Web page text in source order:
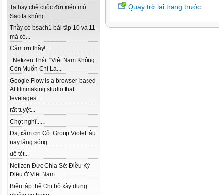
Ta hay chê cuộc đời méo mó
Sao ta không...
Thầy có bsach1 bài tập 10 và 11
mà có...
Cảm ơn thầy!...
Netizen Thái: "Việt Nam Không
Còn Muốn Chỉ Là...
Google Flow is a browser-based
AI filmmaking studio that
leverages...
rất tuyệt...
Chợt nghĩ......
Dạ, cảm ơn Cô. Group Violet lâu
nay lặng sóng...
đề tốt...
Netizen Đức Chia Sẻ: Điều Kỳ
Diệu Ở Việt Nam...
Biểu tập thể Chi bộ xây dựng
Quay trở lại trang trước